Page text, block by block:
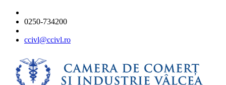
0250-734200
ccivl@ccivl.ro